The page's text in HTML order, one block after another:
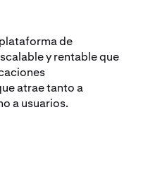
de
y rentable que
atrae tanto a
a usuarios.